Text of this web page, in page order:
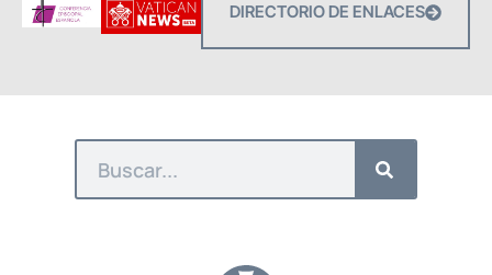
DIRECTORIO DE ENLACES